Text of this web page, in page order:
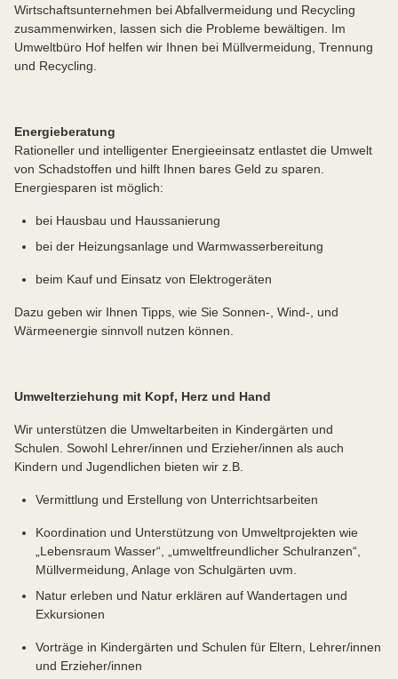
Wirtschaftsunternehmen bei Abfallvermeidung und Recycling
zusammenwirken, lassen sich die Probleme bewältigen. Im
Umweltbüro Hof helfen wir Ihnen bei Müllvermeidung, Trennung
und Recycling.
Energieberatung
Rationeller und intelligenter Energieeinsatz entlastet die Umwelt
von Schadstoffen und hilft Ihnen bares Geld zu sparen.
Energiesparen ist möglich:
bei Hausbau und Haussanierung
bei der Heizungsanlage und Warmwasserbereitung
beim Kauf und Einsatz von Elektrogeräten
Dazu geben wir Ihnen Tipps, wie Sie Sonnen-, Wind-, und
Wärmeenergie sinnvoll nutzen können.
Umwelterziehung mit Kopf, Herz und Hand
Wir unterstützen die Umweltarbeiten in Kindergärten und
Schulen. Sowohl Lehrer/innen und Erzieher/innen als auch
Kindern und Jugendlichen bieten wir z.B.
Vermittlung und Erstellung von Unterrichtsarbeiten
Koordination und Unterstützung von Umweltprojekten wie
„Lebensraum Wasser“, „umweltfreundlicher Schulranzen“,
Müllvermeidung, Anlage von Schulgärten uvm.
Natur erleben und Natur erklären auf Wandertagen und
Exkursionen
Vorträge in Kindergärten und Schulen für Eltern, Lehrer/innen
und Erzieher/innen